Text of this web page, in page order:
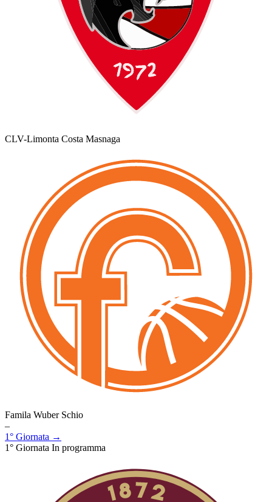
CLV-Limonta Costa Masnaga
Famila Wuber Schio
–
1° Giornata →
1° Giornata In programma